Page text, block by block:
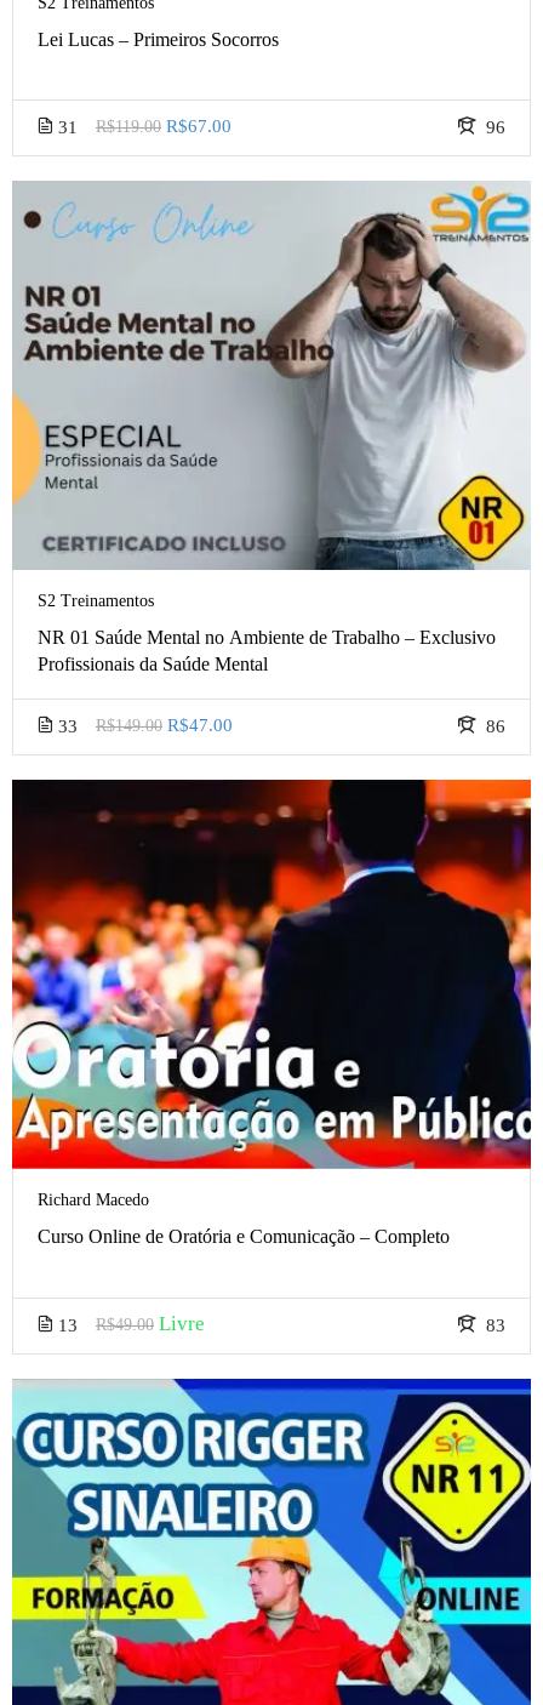
Lei Lucas – Primeiros Socorros
31 96
R$119.00 R$67.00
S2 Treinamentos
NR 01 Saúde Mental no Ambiente de Trabalho – Exclusivo
Profissionais da Saúde Mental
33 86
R$149.00 R$47.00
Richard Macedo
Curso Online de Oratória e Comunicação – Completo
13 83
R$49.00 Livre